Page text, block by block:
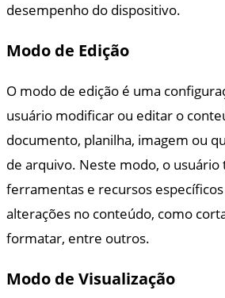
desempenho do dispositivo.
Modo de Edição
O modo de edição é uma
usuário modificar ou editar o
documento, planilha, imagem ou
de arquivo. Neste modo, o usuário
ferramentas e recursos
alterações no conteúdo, como
formatar, entre outros.
Modo de Visualização